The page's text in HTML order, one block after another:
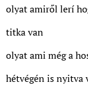
olyat amiről lerí
titka van
olyat ami még a
hétvégén is nyitva